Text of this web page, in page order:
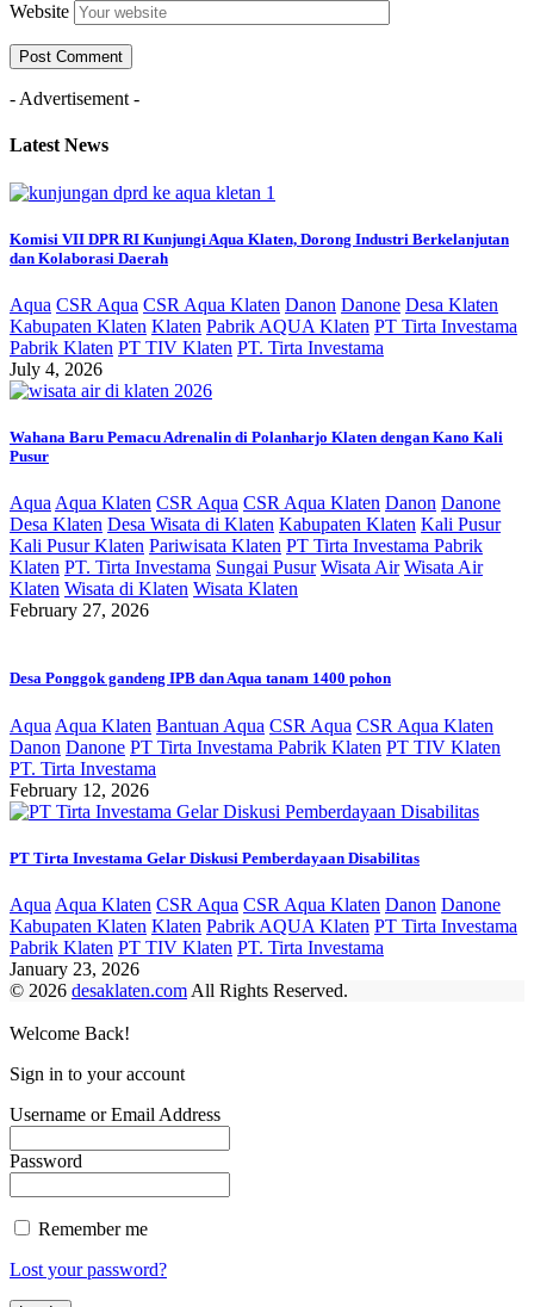
Website
- Advertisement -
Latest News
Komisi VII DPR RI Kunjungi Aqua Klaten, Dorong Industri Berkelanjutan
dan Kolaborasi Daerah
Aqua CSR Aqua CSR Aqua Klaten Danon Danone Desa Klaten
Kabupaten Klaten Klaten Pabrik AQUA Klaten PT Tirta Investama
Pabrik Klaten PT TIV Klaten PT. Tirta Investama
July 4, 2026
Wahana Baru Pemacu Adrenalin di Polanharjo Klaten dengan Kano Kali
Pusur
Aqua Aqua Klaten CSR Aqua CSR Aqua Klaten Danon Danone
Desa Klaten Desa Wisata di Klaten Kabupaten Klaten Kali Pusur
Kali Pusur Klaten Pariwisata Klaten PT Tirta Investama Pabrik
Klaten PT. Tirta Investama Sungai Pusur Wisata Air Wisata Air
Klaten Wisata di Klaten Wisata Klaten
February 27, 2026
Desa Ponggok gandeng IPB dan Aqua tanam 1400 pohon
Aqua Aqua Klaten Bantuan Aqua CSR Aqua CSR Aqua Klaten
Danon Danone PT Tirta Investama Pabrik Klaten PT TIV Klaten
PT. Tirta Investama
February 12, 2026
PT Tirta Investama Gelar Diskusi Pemberdayaan Disabilitas
Aqua Aqua Klaten CSR Aqua CSR Aqua Klaten Danon Danone
Kabupaten Klaten Klaten Pabrik AQUA Klaten PT Tirta Investama
Pabrik Klaten PT TIV Klaten PT. Tirta Investama
January 23, 2026
© 2026 desaklaten.com All Rights Reserved.
Welcome Back!
Sign in to your account
Username or Email Address
Password
Remember me
Lost your password?